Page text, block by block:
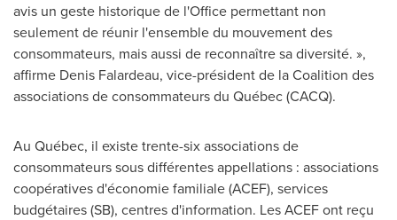
avis un geste historique de l'Office permettant non
seulement de réunir l'ensemble du mouvement des
consommateurs, mais aussi de reconnaître sa diversité. »,
affirme Denis Falardeau, vice-président de la Coalition des
associations de consommateurs du Québec (CACQ).
Au Québec, il existe trente-six associations de
consommateurs sous différentes appellations : associations
coopératives d'économie familiale (ACEF), services
budgétaires (SB), centres d'information. Les ACEF ont reçu